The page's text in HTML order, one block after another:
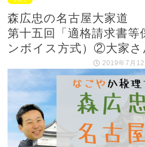
森広忠の名古屋大家道
第十五回「適格請求書等
ンボイス方式）②大家さ
2019年7月12